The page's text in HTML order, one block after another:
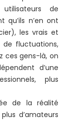
de
qu’ils n’en ont
les vrais et
de fluctuations,
ces gens-là, on
d’une
plus
de la réalité
d’amateurs